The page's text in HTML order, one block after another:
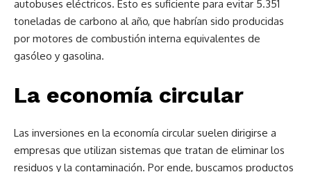
autobuses eléctricos. Esto es suficiente para evitar 5.351
toneladas de carbono al año, que habrían sido producidas
por motores de combustión interna equivalentes de
gasóleo y gasolina.
La economía circular
Las inversiones en la economía circular suelen dirigirse a
empresas que utilizan sistemas que tratan de eliminar los
residuos y la contaminación. Por ende, buscamos productos